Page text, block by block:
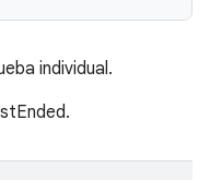
individual.